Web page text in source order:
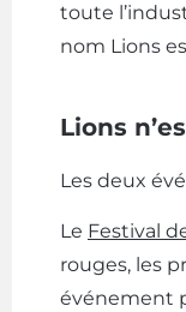
toute
nom Lions
Lions
Les deux
Le Festival
rouges, les
événement